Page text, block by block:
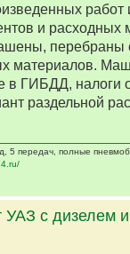
работ
и расходных
материалов.
в ГИБДД, налоги
раздельной
5 передач, полные
УАЗ с дизелем